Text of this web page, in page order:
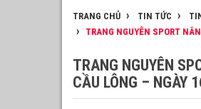
TRANG CHỦ TIN TỨC
TRANG NGUYÊN SPORT
TRANG NGUYÊN
CẦU LÔNG – NGÀY